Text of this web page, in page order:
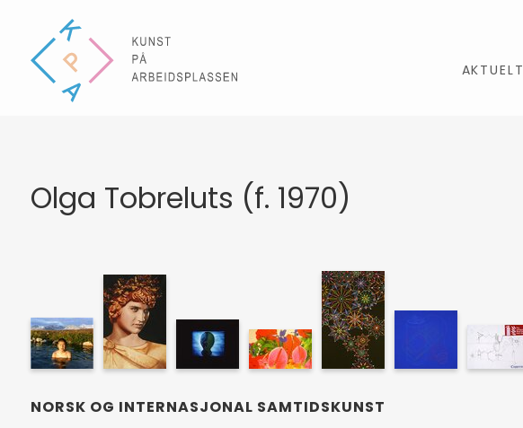
AKTUELT
Olga Tobreluts (f. 1970)
NORSK OG INTERNASJONAL SAMTIDSKUNST